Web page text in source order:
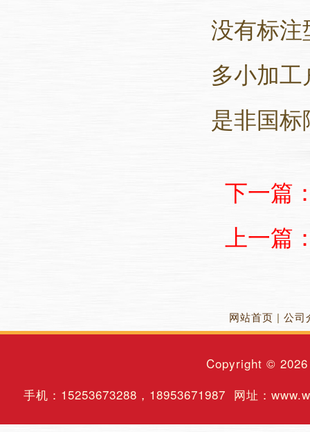
没有标
多小加
是非国
下一篇
上一篇
网站首页 | 公司
Copyright ©
手机： 15253673288 ， 18953671987 网址：